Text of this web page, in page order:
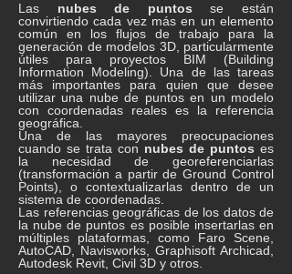
Las nubes de puntos se están
convirtiendo cada vez más en un elemento
común en los flujos de trabajo para la
generación de modelos 3D, particularmente
útiles para proyectos BIM (Building
Information Modeling). Una de las tareas
más importantes para quien que desee
utilizar una nube de puntos en un modelo
con coordenadas reales es la referencia
geográfica.
Una de las mayores preocupaciones
cuando se trata con nubes de puntos es
la necesidad de georeferenciarlas
(transformación a partir de Ground Control
Points), o contextualizarlas dentro de un
sistema de coordenadas.
Las referencias geográficas de los datos de
la nube de puntos es posible insertarlas en
múltiples plataformas, como Faro Scene,
AutoCAD, Navisworks, Graphisoft Archicad,
Autodesk Revit, Civil 3D y otros.